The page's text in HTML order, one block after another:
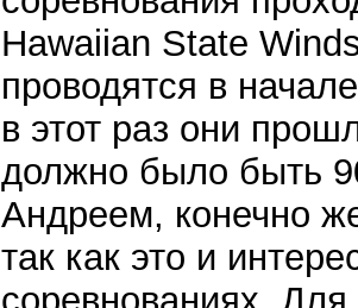
Hawaiian State
проводятся в
в этот раз они
должно было быть
Андреем, конечно
так как это и